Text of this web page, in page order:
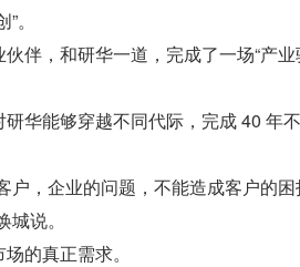
。
伴，和研华一道，完成了一场“产
华能够穿越不同代际，完成 40 年
，企业的问题，不能造成客户的困
说。
的真正需求。